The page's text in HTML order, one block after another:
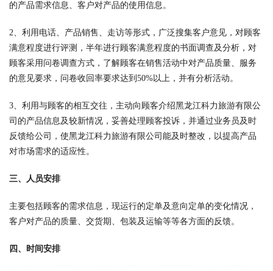
的产品需求信息、客户对产品的使用信息。
2、利用电话、产品销售、走访等形式，广泛搜集客户意见，对顾客
满意程度进行评测，半年进行顾客满意程度的书面调查及分析，对
顾客采用问卷调查方式，了解顾客在销售活动中对产品质量、服务
的意见要求，问卷收回率要求达到50%以上，并有分析活动。
3、利用与顾客的相互交往，主动向顾客介绍黑龙江科力旅游有限公
司的产品信息及较新情况，妥善处理顾客投诉，并通过业务员及时
反馈给公司，使黑龙江科力旅游有限公司能及时整改，以提高产品
对市场需求的适应性。
三、人员安排
主要包括顾客的需求信息，现运行的定单及意向定单的变化情况，
客户对产品的质量、交货期、包装及运输等等各方面的反馈。
四、时间安排